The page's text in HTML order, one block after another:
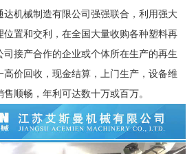
机械制造有限公司强强联合，利用强大
位置和交利，在全国大量收购各种塑料再
接产合作的企业或个体所在生产的再生
高价回收，现金结算，上门生产，设备维
顺畅，年利可达数十万或百万。